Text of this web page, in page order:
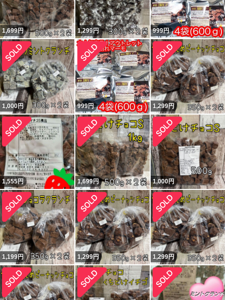
1,699円 1,299円 999円
1,000円 999円 1,299円
1,555円 1,699円 1,000円
1,199円 1,299円 1,299円